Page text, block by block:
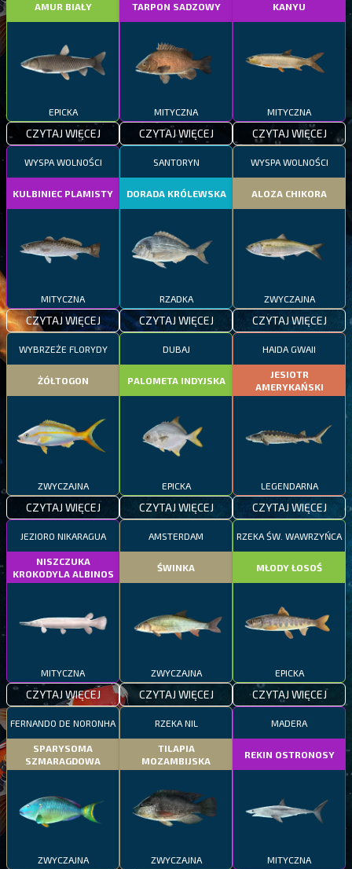
AMUR BIAŁY
EPICKA
CZYTAJ WIĘCEJ
TARPON SADZOWY
MITYCZNA
CZYTAJ WIĘCEJ
KANYU
MITYCZNA
CZYTAJ WIĘCEJ
WYSPA WOLNOŚCI
KULBINIEC PLAMISTY
MITYCZNA
CZYTAJ WIĘCEJ
SANTORYN
DORADA KRÓLEWSKA
RZADKA
CZYTAJ WIĘCEJ
WYSPA WOLNOŚCI
ALOZA CHIKORA
ZWYCZAJNA
CZYTAJ WIĘCEJ
WYBRZEŻE FLORYDY
ŻÓŁTOGON
ZWYCZAJNA
CZYTAJ WIĘCEJ
DUBAJ
PALOMETA INDYJSKA
EPICKA
CZYTAJ WIĘCEJ
HAIDA GWAII
JESIOTR
AMERYKAŃSKI
LEGENDARNA
CZYTAJ WIĘCEJ
JEZIORO NIKARAGUA
NISZCZUKA
KROKODYLA ALBINOS
MITYCZNA
CZYTAJ WIĘCEJ
AMSTERDAM
ŚWINKA
ZWYCZAJNA
CZYTAJ WIĘCEJ
RZEKA ŚW. WAWRZYŃCA
MŁODY ŁOSOŚ
EPICKA
CZYTAJ WIĘCEJ
FERNANDO DE NORONHA
SPARYSOMA
SZMARAGDOWA
ZWYCZAJNA
RZEKA NIL
TILAPIA
MOZAMBIJSKA
ZWYCZAJNA
MADERA
REKIN OSTRONOSY
MITYCZNA